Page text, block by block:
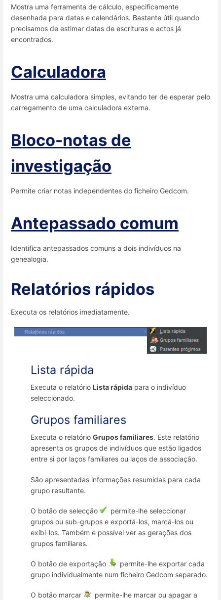
Mostra uma ferramenta de cálculo, especificamente
desenhada para datas e calendários. Bastante útil quando
precisamos de estimar datas de escrituras e actos já
encontrados.
Calculadora
Mostra uma calculadora simples, evitando ter de esperar pelo
carregamento de uma calculadora externa.
Bloco-notas de
investigação
Permite criar notas independentes do ficheiro Gedcom.
Antepassado comum
Identifica antepassados comuns a dois indivíduos na
genealogia.
Relatórios rápidos
Executa os relatórios imediatamente.
Lista rápida
Executa o relatório Lista rápida para o indivíduo
seleccionado.
Grupos familiares
Executa o relatório Grupos familiares. Este relatório
apresenta os grupos de indivíduos que estão ligados
entre si por laços familiares ou laços de associação.
São apresentadas informações resumidas para cada
grupo resultante.
O botão de selecção
permite-lhe seleccionar
grupos ou sub-grupos e exportá-los, marcá-los ou
exibi-los. Também é possível ver as gerações dos
grupos familiares.
O botão de exportação
permite-lhe exportar cada
grupo individualmente num ficheiro Gedcom separado.
O botão marcar
permite-lhe marcar ou apagar a